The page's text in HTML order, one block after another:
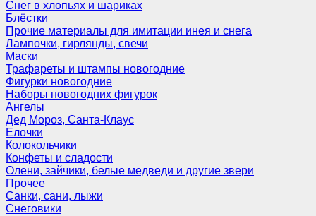
Снег в хлопьях и шариках
Блёстки
Прочие материалы для имитации инея и снега
Лампочки, гирлянды, свечи
Маски
Трафареты и штампы новогодние
Фигурки новогодние
Наборы новогодних фигурок
Ангелы
Дед Мороз, Санта-Клаус
Елочки
Колокольчики
Конфеты и сладости
Олени, зайчики, белые медведи и другие звери
Прочее
Санки, сани, лыжи
Снеговики